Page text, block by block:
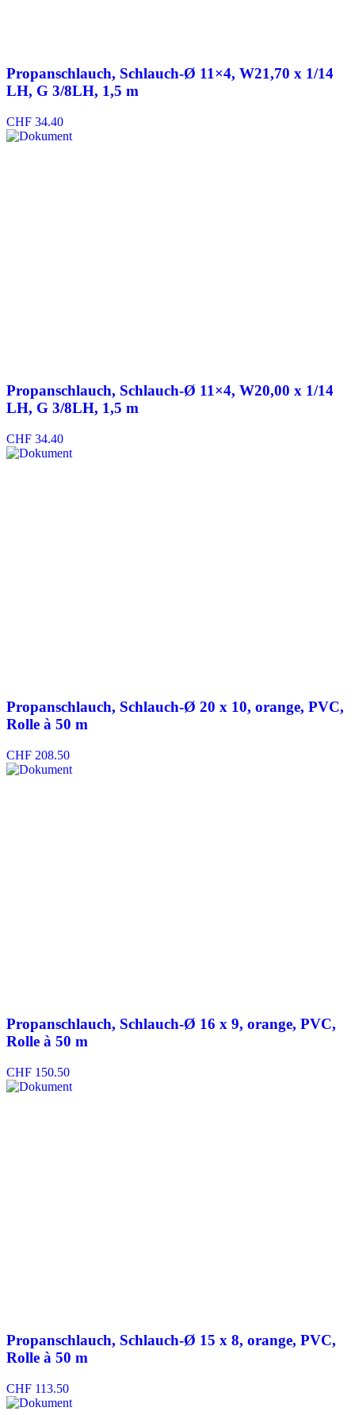
Propanschlauch, Schlauch-Ø 11×4, W21,70 x 1/14
LH, G 3/8LH, 1,5 m
CHF 34.40
Propanschlauch, Schlauch-Ø 11×4, W20,00 x 1/14
LH, G 3/8LH, 1,5 m
CHF 34.40
Propanschlauch, Schlauch-Ø 20 x 10, orange, PVC,
Rolle à 50 m
CHF 208.50
Propanschlauch, Schlauch-Ø 16 x 9, orange, PVC,
Rolle à 50 m
CHF 150.50
Propanschlauch, Schlauch-Ø 15 x 8, orange, PVC,
Rolle à 50 m
CHF 113.50